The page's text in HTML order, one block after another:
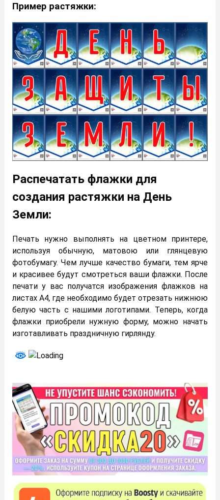
Пример растяжки:
Распечатать флажки для
создания растяжки на День
Земли:
Печать нужно выполнять на цветном принтере,
используя обычную, матовою или глянцевую
фотобумагу. Чем лучше качество бумаги, тем ярче
и красивее будут смотреться ваши флажки. После
печати у вас получатся изображения флажков на
листах А4, где необходимо будет отрезать нижнюю
белую часть с нашими логотипами. Теперь, когда
флажки приобрели нужную форму, можно начать
изготавливать праздничную гирлянду.